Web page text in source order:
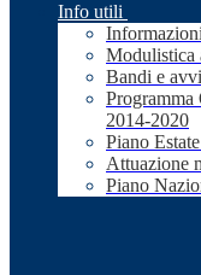
Info utili
Informazioni
Modulistica
Bandi e
Programma
2014-2020
Piano
Attuazione
Piano